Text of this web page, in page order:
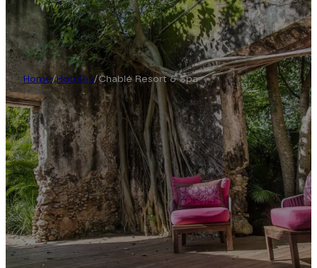
Home/Hoteles/Chablé Resort & Spa